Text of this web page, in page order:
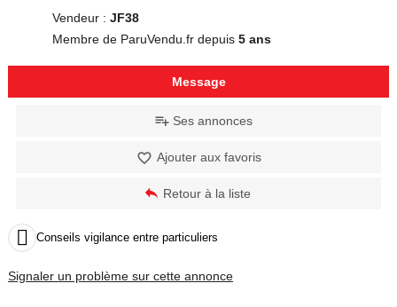
Vendeur : JF38
Membre de ParuVendu.fr depuis 5 ans
Message
Ses annonces
Ajouter aux favoris
Retour à la liste
 Conseils vigilance entre particuliers
Signaler un problème sur cette annonce